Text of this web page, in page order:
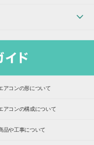
アコンの形について
アコンの構成について
品や工事について